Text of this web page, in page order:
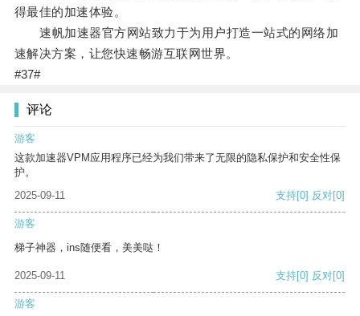
得最佳的加速体验。
速帆加速器官方网站致力于为用户打造一站式的网络加
速解决方案，让您快速畅游互联网世界。
#37#
评论
游客
这款加速器VPM应用程序已经为我们带来了无限的隐私保护和安全性保
护。
2025-09-11
支持[0] 反对[0]
游客
梯子神器，ins随便看，美美哒！
2025-09-11 支持[0] 反对[0]
游客